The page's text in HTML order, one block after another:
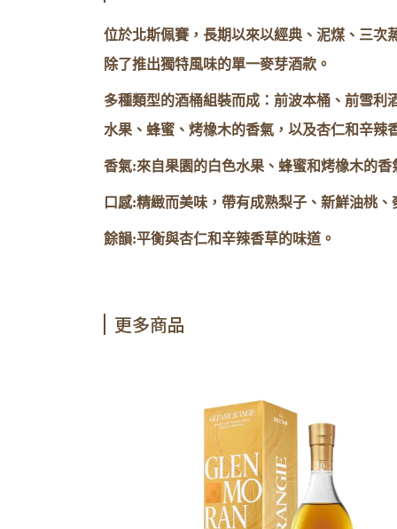
位於北斯佩賽，長期以來以經典、泥煤、三
除了推出獨特風味的單一麥芽酒款。
多種類型的酒桶組裝而成：前波本桶、前雪利
水果、蜂蜜、烤橡木的香氣，以及杏仁和辛辣
香氣:來自果園的白色水果、蜂蜜和烤橡木的香
口感:精緻而美味，帶有成熟梨子、新鮮油桃
餘韻:平衡與杏仁和辛辣香草的味道。
更多商品